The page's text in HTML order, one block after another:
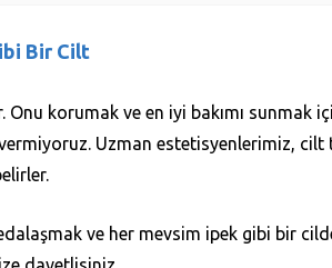
Bir Cilt
korumak ve en iyi bakımı sunmak
Uzman estetisyenlerimiz, cilt
ve her mevsim ipek gibi bir